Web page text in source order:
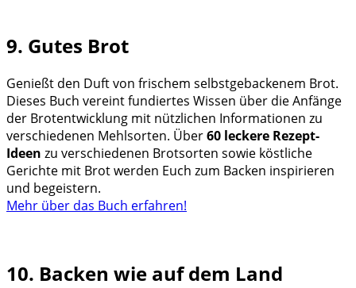
9. Gutes Brot
Genießt den Duft von frischem selbstgebackenem Brot.
Dieses Buch vereint fundiertes Wissen über die Anfänge
der Brotentwicklung mit nützlichen Informationen zu
verschiedenen Mehlsorten. Über60 leckere Rezept-
Ideen zu verschiedenen Brotsorten sowie köstliche
Gerichte mit Brot werden Euch zum Backen inspirieren
und begeistern.
Mehr über das Buch erfahren!
10. Backen wie auf dem Land